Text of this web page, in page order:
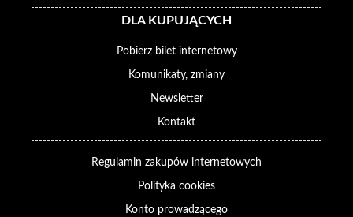
DLA KUPUJĄCYCH
Pobierz bilet internetowy
Komunikaty, zmiany
Newsletter
Kontakt
Regulamin zakupów internetowych
Polityka cookies
Konto prowadzącego